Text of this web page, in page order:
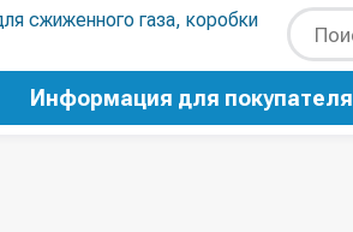
Информация для покупателя